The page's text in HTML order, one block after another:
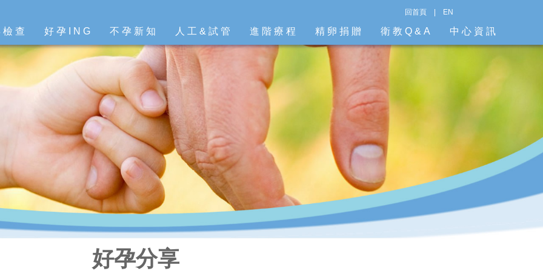
回首頁| EN
查 好孕ING 不孕新知 人工&試管 進階療程 精卵捐贈 衛教Q&A 中心資訊
好孕分享